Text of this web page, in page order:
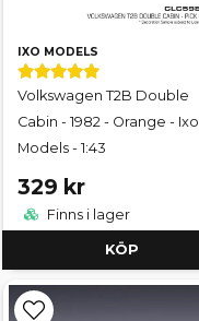
IXO MODELS
Volkswagen T2B Double
Cabin - 1982 - Orange - Ixo
Models - 1:43
329 kr
Finns i lager
KÖP